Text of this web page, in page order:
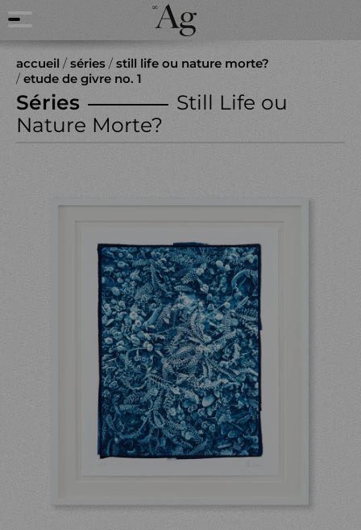
accueil / séries / still life ou nature morte?
/ etude de givre no. 1
Séries
Still Life ou
Nature Morte?